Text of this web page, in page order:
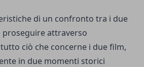
di un confronto tra i due
proseguire attraverso
ciò che concerne i due film,
in due momenti storici